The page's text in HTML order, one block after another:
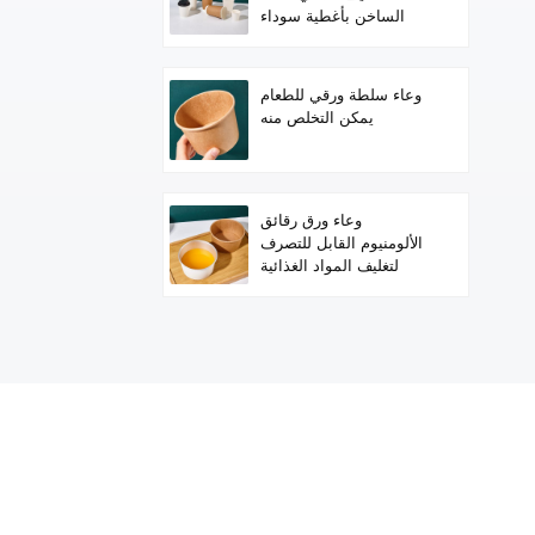
الساخن بأغطية سوداء
وعاء سلطة ورقي للطعام
يمكن التخلص منه
وعاء ورق رقائق
الألومنيوم القابل للتصرف
لتغليف المواد الغذائية